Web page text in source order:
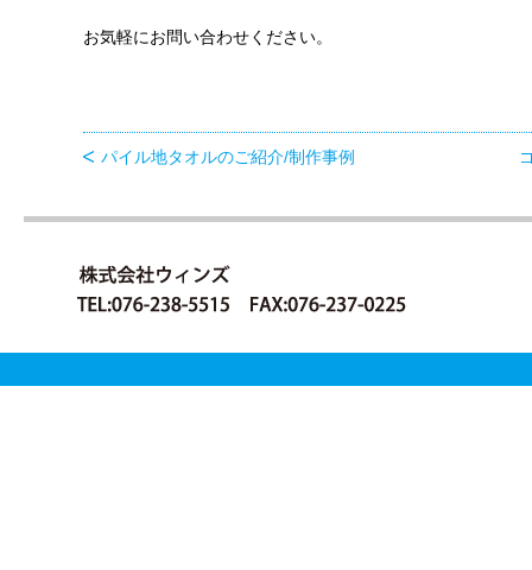
お気軽にお問い合わせください。
パイル地タオルのご紹介/制作事例